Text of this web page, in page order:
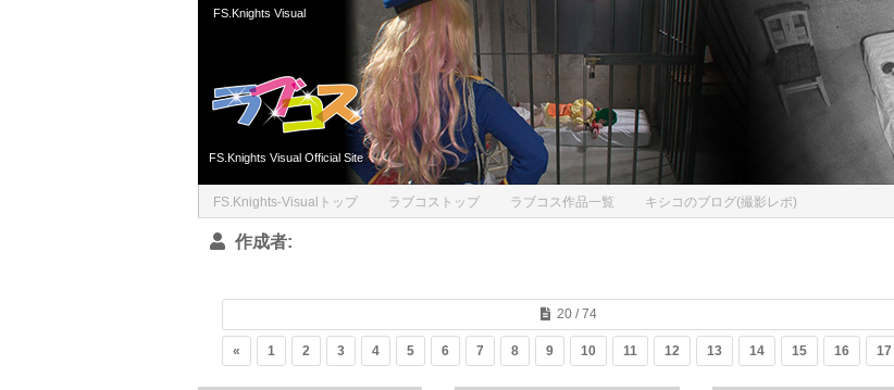
FS.Knights Visual
FS.Knights Visual Official Site
FS.Knights-Visualトップ ラブコストップ ラブコス作品一覧 キシコのブログ(撮影レポ)
作成者:
20 / 74
« 1 2 3 4 5 6 7 8 9 10 11 12 13 14 15 16 17